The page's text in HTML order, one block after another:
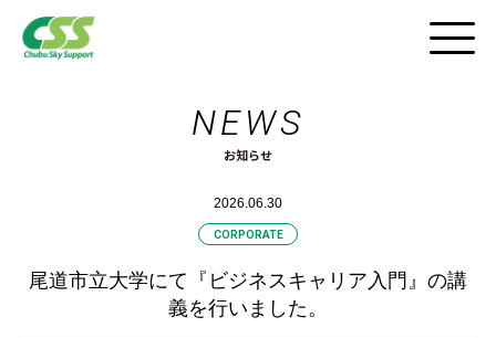
採用HOME
仕事と風景
職場紹介ツアー
NEWS
お知らせ
2026.06.30
CORPORATE
尾道市立大学にて『ビジネスキャリア入門』の講
義を行いました。